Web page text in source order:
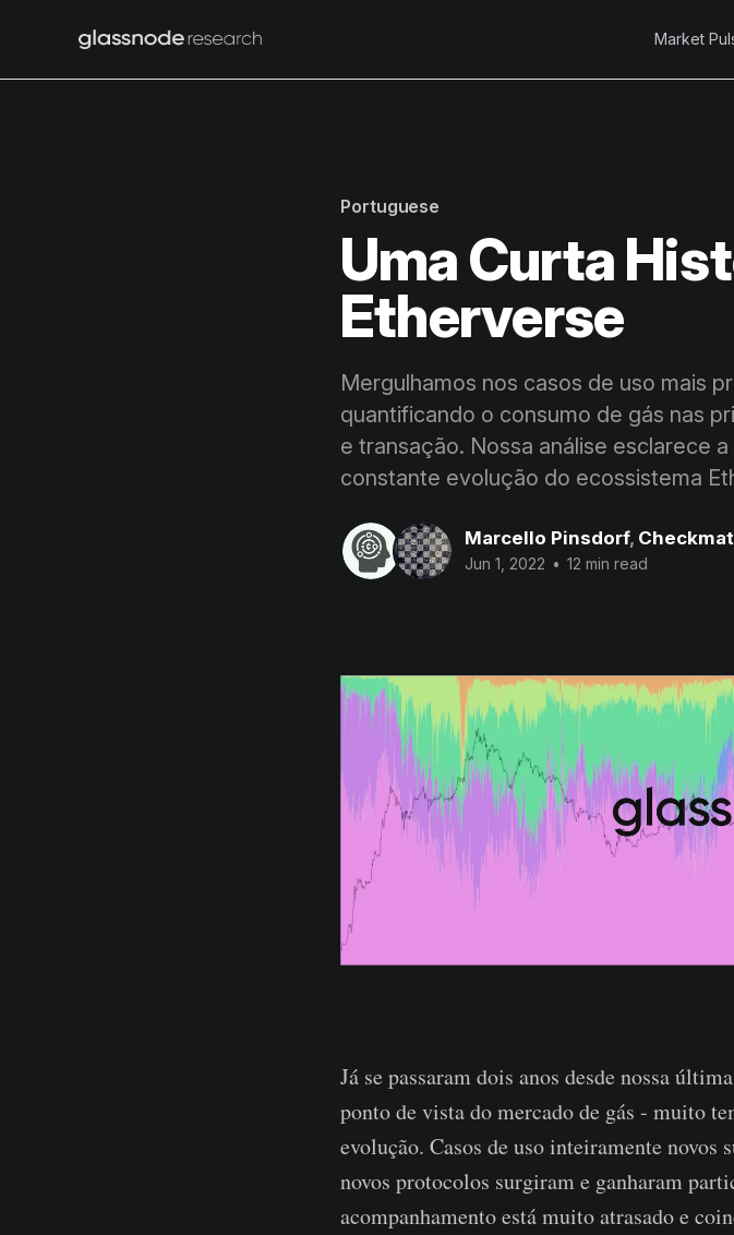
Market
Portuguese
Uma Curta
Etherverse
Mergulhamos nos casos de uso mais
quantificando o consumo de gás nas
e transação. Nossa análise esclarece
constante evolução do ecossistema
Marcello Pinsdorf,
Jun 1, 2022 • 12 min read
Já se passaram dois anos desde nossa
ponto de vista do mercado de gás - muito
evolução. Casos de uso inteiramente novos
novos protocolos surgiram e ganharam
acompanhamento está muito atrasado e